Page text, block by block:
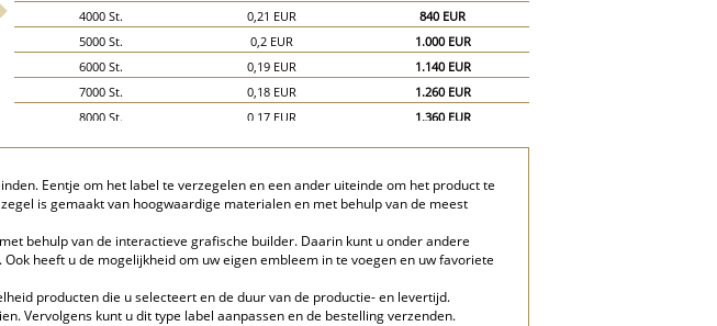
4000 St.
0,21 EUR
840 EUR
5000 St.
0,2 EUR
1.000 EUR
6000 St.
0,19 EUR
1.140 EUR
7000 St.
0,18 EUR
1.260 EUR
8000 St.
0,17 EUR
1.360 EUR
15000 St.
0,13 EUR
1.950 EUR
Eentje om het label te verzegelen en een ander uiteinde om het product te
is gemaakt van hoogwaardige materialen en met behulp van de meest
behulp van de interactieve grafische builder. Daarin kunt u onder andere
heeft u de mogelijkheid om uw eigen embleem in te voegen en uw favoriete
producten die u selecteert en de duur van de productie- en levertijd.
Vervolgens kunt u dit type label aanpassen en de bestelling verzenden.